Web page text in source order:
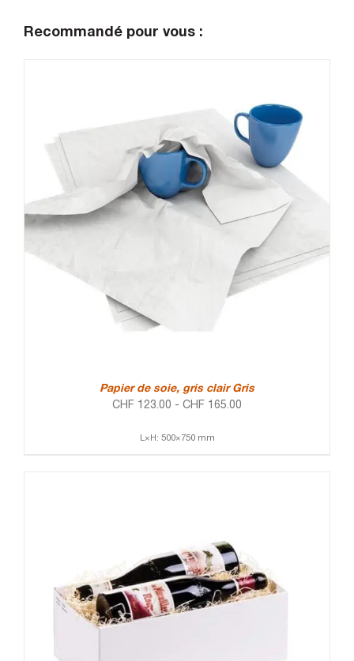
Recommandé pour vous :
Papier de soie, gris clair Gris
CHF 123.00 - CHF 165.00
L×H: 500×750 mm